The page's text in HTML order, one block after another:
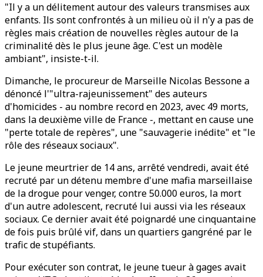
"Il y a un délitement autour des valeurs transmises aux
enfants. Ils sont confrontés à un milieu où il n'y a pas de
règles mais création de nouvelles règles autour de la
criminalité dès le plus jeune âge. C'est un modèle
ambiant", insiste-t-il.
Dimanche, le procureur de Marseille Nicolas Bessone a
dénoncé l'"ultra-rajeunissement" des auteurs
d'homicides - au nombre record en 2023, avec 49 morts,
dans la deuxième ville de France -, mettant en cause une
"perte totale de repères", une "sauvagerie inédite" et "le
rôle des réseaux sociaux".
Le jeune meurtrier de 14 ans, arrêté vendredi, avait été
recruté par un détenu membre d'une mafia marseillaise
de la drogue pour venger, contre 50.000 euros, la mort
d'un autre adolescent, recruté lui aussi via les réseaux
sociaux. Ce dernier avait été poignardé une cinquantaine
de fois puis brûlé vif, dans un quartiers gangréné par le
trafic de stupéfiants.
Pour exécuter son contrat, le jeune tueur à gages avait